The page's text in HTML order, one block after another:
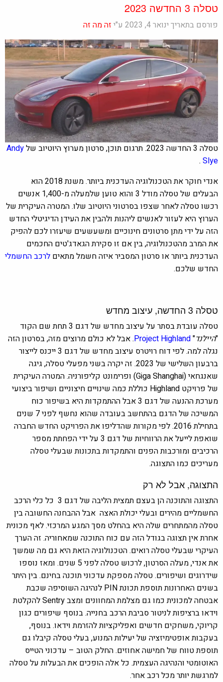
טסלה 3 החדשה 2023
פורסם בתאריך ינואר 4, 2023 ע"י זה מה זה
טסלה 3 החדשה 2023. תרגום תוכן, סרטון מערוץ היוטיוב של
Andy
Slye
.
אנדי חוקר את הטכנולוגיה העדכנית ביותר. משנת 2018 הוא
הבעלים של טסלה מודל 3 והוא טוען שלמעלה מ-1,400 אנשים
רכשו טסלה לאחר שצפו בסרטוני היוטיוב שלו. המטרה העיקרית של
הערוץ היא לעזור לאנשים ליהנות ולהבין את העידן הדיגיטלי החדש
הזה על ידי מתן סרטונים חינוכיים ומשעשעים שיעזרו לכם להפיק
את המרב מהטכנולוגיה, בין אם זו סקירת הגאדג'טים החכמים
העדכנית ביותר או סרטון המסביר איזה חשמל מתאיםל רכב החשמלי
החדש שלכם.
טסלה 3 החדשה, עיצוב מחדש
טסלה עובדת בסתר על עיצוב מחדש של דגם 3 תחת שם הקוד
היילנד"
Project Highland. אבל לא כולם מרוצים מזה, בסרטון הזה
נגלה למה. לפי דוח רויטרס עיצוב מחדש של דגם 3 ייכנס לייצור
ברבעון השלישי של 2023. זה יקרה בשני מפעלי טסלה, גיגה
שאנגחאי (Giga Shanghai) ופרימונט קליפורניה. המטרה העיקרית
של פרויקט Highland כוללת כמה שינויים חיצוניים ושיפור ביצועי
מערכת ההנעה של דגם 3 אבל ההתמקדות היא בשיפור כוח
המשיכה של הדגם בהתחשב בעובדה שהוא נחשף לפני 7 שנים
בתחילת 2016. לפי מקורות שהדליפו את הפרויקט החדש החברה
שואפת לייעל את הרווחיות של דגם 3 על ידי הפחתת מספר
הרכיבים ומורכבות הפנים והתמקדות בתכונות שבעלי טסלה
מעריכים כמו התצוגה.
התצוגה, אבל לא רק
התצוגה והתוכנה הן בעצם תמצית הליבה של דגם 3 כל כלי הרכב
החשמליים מהירים ובעלי יכולת האצה אבל ההבחנה החשובה בין
טסלה מהמתחרים שלה היא בהחלט מסך המגע המרכזי. לאף מכונית
אחרת אין תצוגה בגודל הזה עם כוח התוכנה שמאחוריה. זה הערך
העיקרי שבעלי טסלה רואים. הטכנולוגיה הזאת היא גם מה שמשך
את אנדי, מעלה הסרטון, לרכוש טסלה לפני 5 שנים. ומאז נוספו
שידרוגים ושיפורים. טסלה מספקת עדכוני תוכנה בחינם. בין היתר
בשנים האחרונות תוספת תכונת PIN לנהיגה השוסיפה שכבת
אבטחה למכונית כמו גם מצלמת המחוונים ומצב Sentry להקלטת
וידאו ברציפות לניטור סביבת הרכב בחנייה. בנוסף שיפורים כגון
קריוקי, משחקים חדשים ואפליקציות להזרמת וידאו. בנוסף,
בעקבות אופטימיזציה של יעילות המנוע, בעלי טסלה קיבלו גם
תוספת טווח של חמישה אחוזים. החלק הטוב – עדכוני הטייס
האוטומטי והנהיגה העצמית. כל אלה הופכים את הבעלות על טסלה
למרגשת יותר מכל רכב אחר.